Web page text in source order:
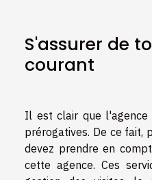
S'assurer de
courant
Il est clair que l'agence
prérogatives. De ce fait,
devez prendre en
cette agence. Ces